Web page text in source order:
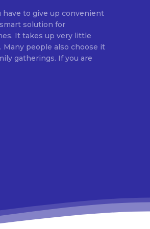
to give up convenient
solution for
It takes up very little
people also choose it
If you are